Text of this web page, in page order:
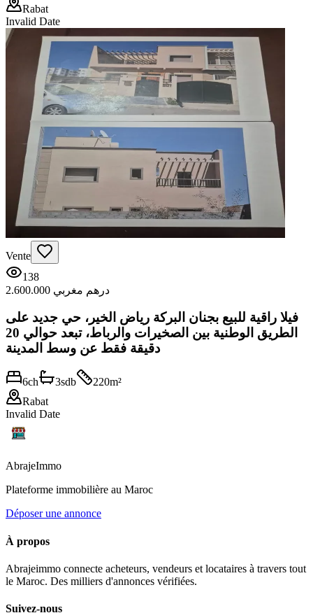
Rabat
Invalid Date
Vente
138
2.600.000 درهم مغربي
فيلا راقية للبيع بجنان البركة رياض الخير، حي جديد على
الطريق الوطنية بين الصخيرات والرباط، تبعد حوالي 20
دقيقة فقط عن وسط المدينة
6ch 3sdb 220m²
Rabat
Invalid Date
AbrajeImmo
Plateforme immobilière au Maroc
Déposer une annonce
À propos
Abrajeimmo connecte acheteurs, vendeurs et locataires à travers tout
le Maroc. Des milliers d'annonces vérifiées.
Suivez-nous